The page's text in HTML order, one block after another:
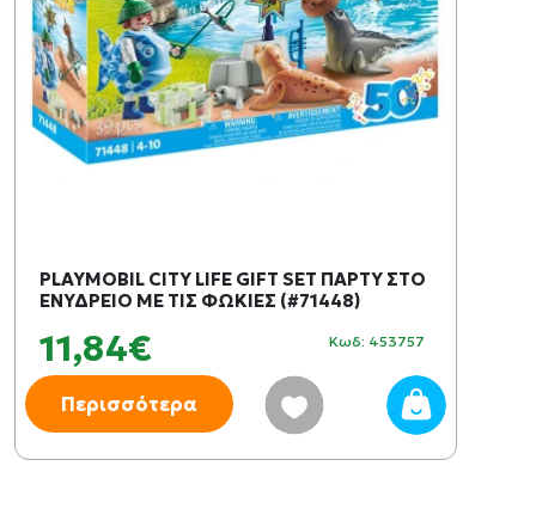
PLAYMOBIL CITY LIFE GIFT SET ΠΑΡΤΥ ΣΤΟ
ΕΝΥΔΡΕΙΟ ΜΕ ΤΙΣ ΦΩΚΙΕΣ (#71448)
11,84€ Κωδ: 453757
Περισσότερα